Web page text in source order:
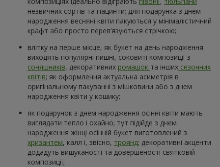
незвичних сортів та гіацинти; для подарунка з днем
народження весняні квіти пакуються у мінімалістичний
крафт або просто перев’язуються стрічкою;
влітку на перше місце, як букет на день народження
виходять популярні пишні, соковиті композиції з
соняшників, декоративних ромашок та інших сезонних
квітів; як оформлення актуальна асиметрія в
оригінальному пакуванні з мішковини або з днем
народження квіти у кошику;
як подарунок з днем народження осінні квіти мають
виглядати тепло і охайно; тут підійде з днем
народження жінці осінній букет виготовлений з
хризантем, калл і, звісно, троянд; декоративні акценти
додадуть вишуканості та довершеності святковій
композиції;